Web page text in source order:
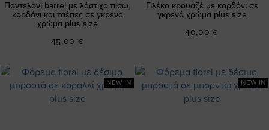
Παντελόνι barrel με λάστιχο πίσω,
κορδόνι και τσέπες σε γκρενά
χρώμα plus size
45,00 €
Γιλέκο κρουαζέ με κορδόνι σε
γκρενά χρώμα plus size
40,00 €
NEW IN NEW IN